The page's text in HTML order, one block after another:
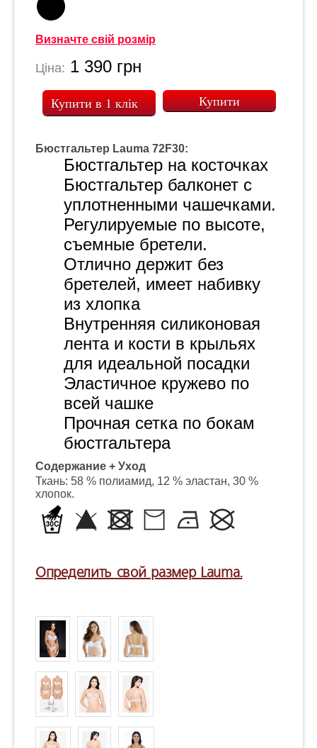
Визначте свій розмір
Ціна: 1 390 грн
Купити в 1 клік
Бюстгальтер Lauma 72F30:
Бюстгальтер на косточках
Бюстгальтер балконет с
уплотненными чашечками.
Регулируемые по высоте,
съемные бретели.
Отлично держит без
бретелей, имеет набивку
из хлопка
Внутренняя силиконовая
лента и кости в крыльях
для идеальной посадки
Эластичное кружево по
всей чашке
Прочная сетка по бокам
бюстгальтера
Содержание + Уход
Ткань: 58 % полиамид, 12 % эластан, 30 %
хлопок.
Определить свой размер Lauma.